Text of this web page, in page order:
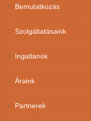
Bemutatkozás
Szolgáltatásaink
Ingatlanok
Áraink
Partnerek